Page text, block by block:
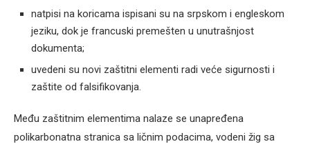
natpisi na koricama ispisani su na srpskom i engleskom
jeziku, dok je francuski premešten u unutrašnjost
dokumenta;
uvedeni su novi zaštitni elementi radi veće sigurnosti i
zaštite od falsifikovanja.
Među zaštitnim elementima nalaze se unapređena
polikarbonatna stranica sa ličnim podacima, vodeni žig sa